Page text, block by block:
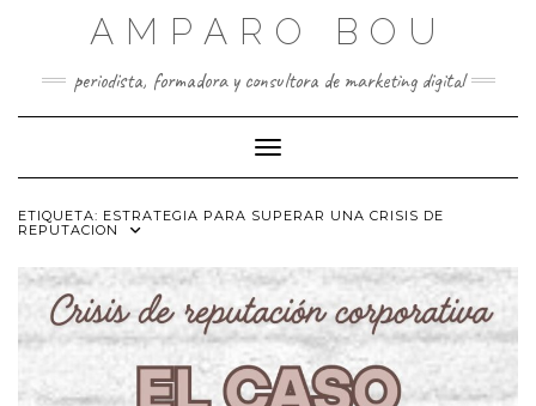
AMPARO BOU
periodista, formadora y consultora de marketing digital
Cambiar modo de navegación
ETIQUETA: ESTRATEGIA PARA SUPERAR UNA CRISIS DE
REPUTACION